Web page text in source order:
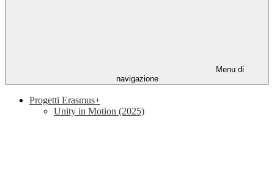
Menu di
navigazione
Progetti Erasmus+
Unity in Motion (2025)